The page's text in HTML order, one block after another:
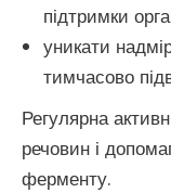
підтримки
уникати
тимчасово
Регулярна
речовин і
ферменту.